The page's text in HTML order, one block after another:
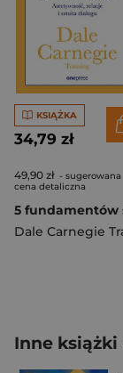
KSIĄŻKA
34,79 zł
49,90 zł - sugerowana
cena detaliczna
Inne książki